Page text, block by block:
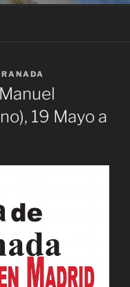
19 Mayo a